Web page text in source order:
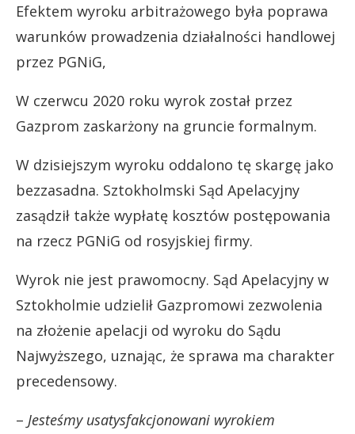
Efektem wyroku arbitrażowego była poprawa
warunków prowadzenia działalności handlowej
przez PGNiG,
W czerwcu 2020 roku wyrok został przez
Gazprom zaskarżony na gruncie formalnym.
W dzisiejszym wyroku oddalono tę skargę jako
bezzasadna. Sztokholmski Sąd Apelacyjny
zasądził także wypłatę kosztów postępowania
na rzecz PGNiG od rosyjskiej firmy.
Wyrok nie jest prawomocny. Sąd Apelacyjny w
Sztokholmie udzielił Gazpromowi zezwolenia
na złożenie apelacji od wyroku do Sądu
Najwyższego, uznając, że sprawa ma charakter
precedensowy.
– Jesteśmy usatysfakcjonowani wyrokiem